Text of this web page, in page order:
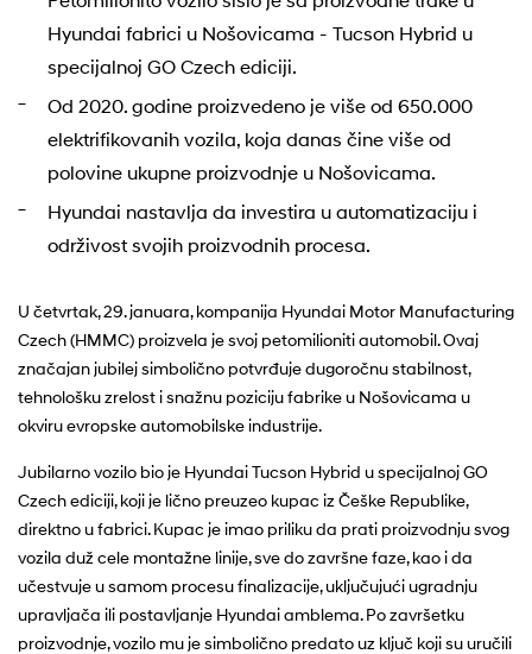
Hyundai fabrici u Nošovicama - Tucson Hybrid u
specijalnoj GO Czech ediciji.
Od 2020. godine proizvedeno je više od 650.000
elektrifikovanih vozila, koja danas čine više od
polovine ukupne proizvodnje u Nošovicama.
Hyundai nastavlja da investira u automatizaciju i
održivost svojih proizvodnih procesa.
U četvrtak, 29. januara, kompanija Hyundai Motor Manufacturing
Czech (HMMC) proizvela je svoj petomilioniti automobil. Ovaj
značajan jubilej simbolično potvrđuje dugoročnu stabilnost,
tehnološku zrelost i snažnu poziciju fabrike u Nošovicama u
okviru evropske automobilske industrije.
Jubilarno vozilo bio je Hyundai Tucson Hybrid u specijalnoj GO
Czech ediciji, koji je lično preuzeo kupac iz Češke Republike,
direktno u fabrici. Kupac je imao priliku da prati proizvodnju svog
vozila duž cele montažne linije, sve do završne faze, kao i da
učestvuje u samom procesu finalizacije, uključujući ugradnju
upravljača ili postavljanje Hyundai amblema. Po završetku
proizvodnje, vozilo mu je simbolično predato uz ključ koji su uručili